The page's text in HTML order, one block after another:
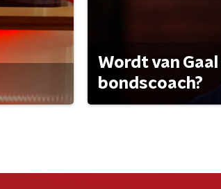
Wordt van
bondscoach?